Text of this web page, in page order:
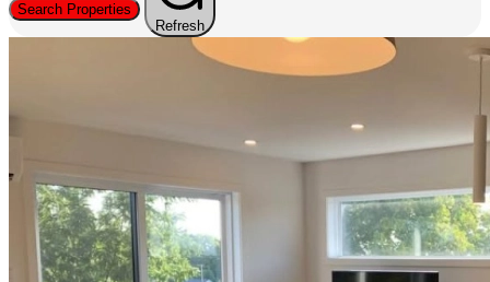
Search Properties
Refresh